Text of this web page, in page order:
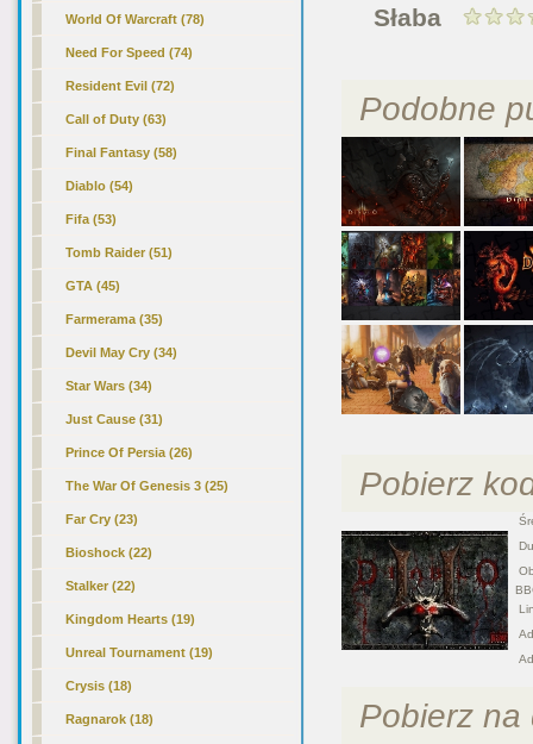
World Of Warcraft (78)
Need For Speed (74)
Resident Evil (72)
Call of Duty (63)
Final Fantasy (58)
Diablo(54)
Fifa (53)
Tomb Raider (51)
GTA (45)
Farmerama (35)
Devil May Cry (34)
Star Wars (34)
Just Cause (31)
Prince Of Persia (26)
The War Of Genesis 3 (25)
Far Cry (23)
Bioshock (22)
Stalker (22)
Kingdom Hearts (19)
Unreal Tournament (19)
Crysis (18)
Ragnarok (18)
Słaba
Podobne
Pobierz
Pobierz na